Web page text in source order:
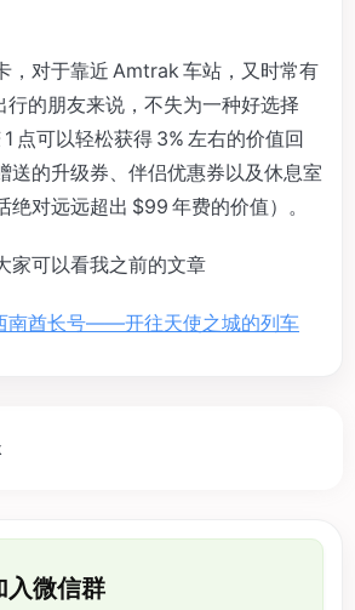
，对于靠近 Amtrak 车站，又时常有
的朋友来说，不失为一种好选择
1 点可以轻松获得 3% 左右的价值回
送的升级券、伴侣优惠券以及休息室
对远远超出 $99 年费的价值）。
家可以看我之前的文章
南酋长号——开往天使之城的列车
入微信群